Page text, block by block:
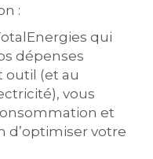
:
qui
dépenses
outil (et au
vous
et
d’optimiser votre